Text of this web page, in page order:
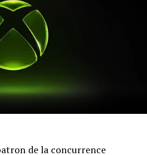
de la concurrence